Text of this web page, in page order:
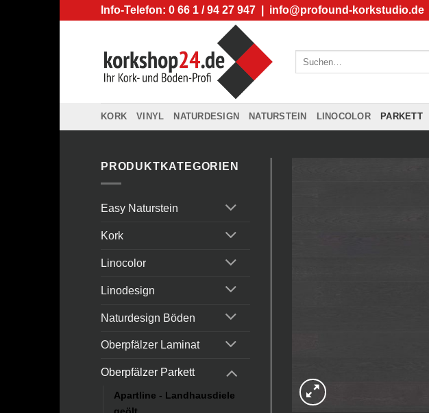
Info-Telefon: 0 66 1 / 94 27 947 | info@profound-korkstudio.de
KORK VINYL NATURDESIGN NATURSTEIN LINOCOLOR PARKETT
PRODUKTKATEGORIEN
Easy Naturstein
Kork
Linocolor
Linodesign
Naturdesign Böden
Oberpfälzer Laminat
Oberpfälzer Parkett
Apartline - Landhausdiele